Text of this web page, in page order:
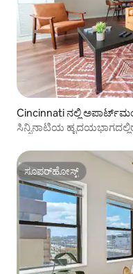
Cincinnati ನಲ್ಲಿ
ಸಿನ್ಸಿನಾಟಿಯ
ಸೂಪರ್‌ಹೋಸ್ಟ್
ಸೂಪರ್‌ಹೋಸ್ಟ್